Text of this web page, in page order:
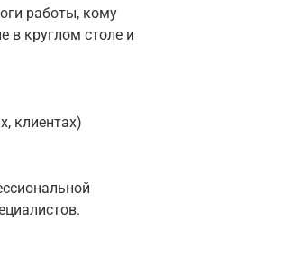
работы, кому
в круглом столе и
клиентах)